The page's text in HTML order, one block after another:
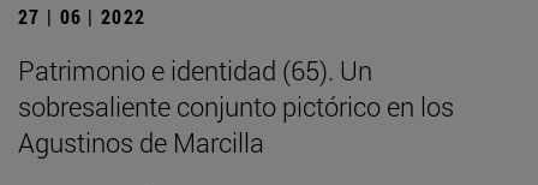
27 | 06 | 2022
Patrimonio e identidad (65). Un
sobresaliente conjunto pictórico en los
Agustinos de Marcilla